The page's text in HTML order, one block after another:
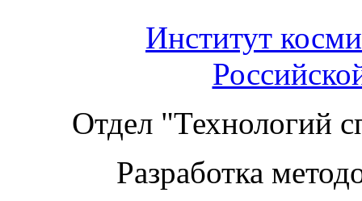
Институт
Отдел "Технологий
Разработка